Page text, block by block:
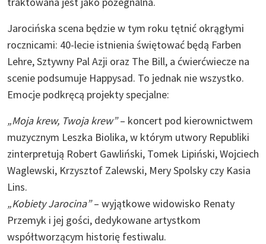
Jarocińska scena będzie w tym roku tętnić okrągłymi
rocznicami: 40-lecie istnienia świętować będą Farben
Lehre, Sztywny Pal Azji oraz The Bill, a ćwierćwiecze na
scenie podsumuje Happysad. To jednak nie wszystko.
Emocje podkręcą projekty specjalne:
„Moja krew, Twoja krew”– koncert pod kierownictwem
muzycznym Leszka Biolika, w którym utwory Republiki
zinterpretują Robert Gawliński, Tomek Lipiński, Wojciech
Waglewski, Krzysztof Zalewski, Mery Spolsky czy Kasia
Lins.
„Kobiety Jarocina”– wyjątkowe widowisko Renaty
Przemyk i jej gości, dedykowane artystkom
współtworzącym historię festiwalu.